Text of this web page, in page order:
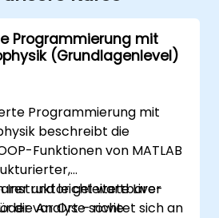
Programmierung mit
(Grundlagenlevel)
Programmierung mit
beschreibt die
Funktionen von MATLAB
und leicht wartbarer
die Analyse sowie
Instruktor geleitete Live-
vor Ort – richtet sich an